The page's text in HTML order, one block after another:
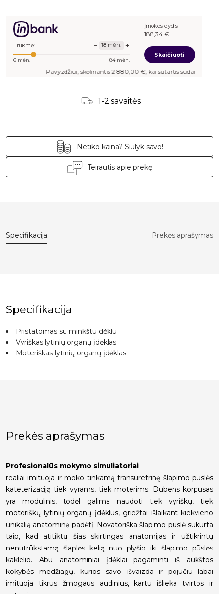
Trukmė: − 18 mėn. +
6 mėn. 84mėn.
Įmokos dydis
188,34 €
Skaičiuoti
Pavyzdžiui, skolinantis2 880,00€, kai sutartis sudaroma18
1-2 savaitės
Netiko kaina? Siūlyk savo!
Teirautis apie prekę
Specifikacija Prekės aprašymas
Specifikacija
Pristatomas su minkštu dėklu
Vyriškas lytinių organų įdėklas
Moteriškas lytinių organų įdėklas
Prekės aprašymas
Profesionalūs mokymo simuliatoriai
realiai imituoja ir moko tinkamą transuretrinę šlapimo pūslės
kateterizaciją tiek vyrams, tiek moterims. Dubens korpusas
yra modulinis, todėl galima naudoti tiek vyriškų, tiek
moteriškų lytinių organų įdėklus, griežtai išlaikant kiekvieno
unikalią anatominę padėtį. Novatoriška šlapimo pūslė sukurta
taip, kad atitiktų šias skirtingas anatomijas ir užtikrintų
nenutrūkstamą šlaplės kelią nuo plyšio iki šlapimo pūslės
kaklelio. Abu anatominiai įdėklai pagaminti iš aukštos
kokybės medžiagų, kurios savo išvaizda ir pojūčiu labai
imituoja tikrus žmogaus audinius, kartu išlieka tvirtos ir